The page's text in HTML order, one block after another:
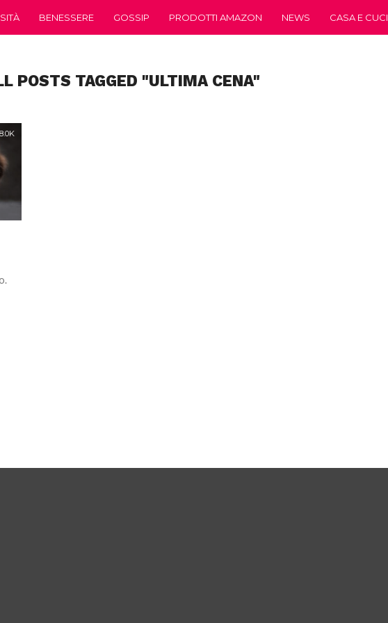
BENESSERE GOSSIP PRODOTTI AMAZON NEWS CASA E
POSTS TAGGED "ULTIMA CENA"